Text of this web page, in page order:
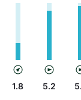
1.8 5.2